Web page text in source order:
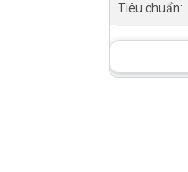
Tiêu chuẩn: